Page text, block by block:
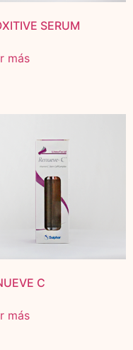
SERUM
más
C
más